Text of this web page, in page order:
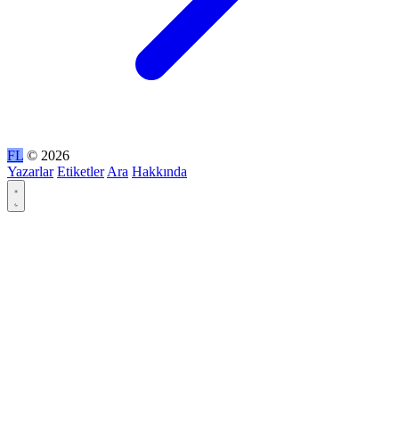
FL © 2026
Yazarlar Etiketler Ara Hakkında